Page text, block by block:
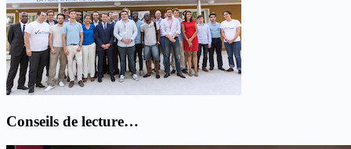
Conseils de lecture…